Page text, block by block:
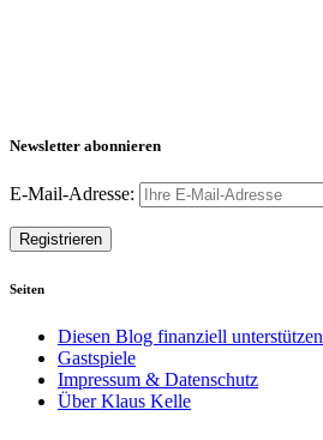
Newsletter abonnieren
E-Mail-Adresse:
Seiten
Diesen Blog finanziell unterstützen
Gastspiele
Impressum & Datenschutz
Über Klaus Kelle